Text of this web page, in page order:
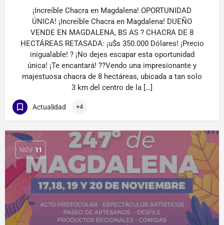
¡Increíble Chacra en Magdalena! OPORTUNIDAD
ÚNICA! ¡Increíble Chacra en Magdalena! DUEÑO
VENDE EN MAGDALENA, BS AS ? CHACRA DE 8
HECTÁREAS RETASADA: ¡u$s 350.000 Dólares! ¡Precio
inigualable! ? ¡No dejes escapar esta oportunidad
única! ¡Te encantará! ??Vendo una impresionante y
majestuosa chacra de 8 hectáreas, ubicada a tan solo
3 km del centro de la […]
Actualidad +4
NOV 11